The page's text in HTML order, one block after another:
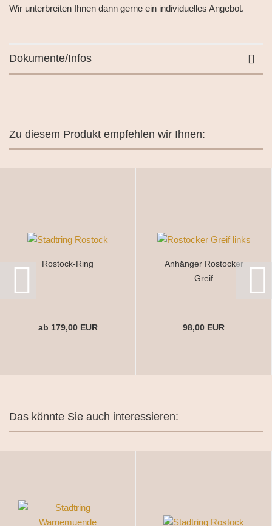
Wir unterbreiten Ihnen dann gerne ein individuelles Angebot.
Dokumente/Infos
Zu diesem Produkt empfehlen wir Ihnen:
Rostock-Ring
ab 179,00 EUR
Anhänger Rostocker
Greif
98,00 EUR
Das könnte Sie auch interessieren: